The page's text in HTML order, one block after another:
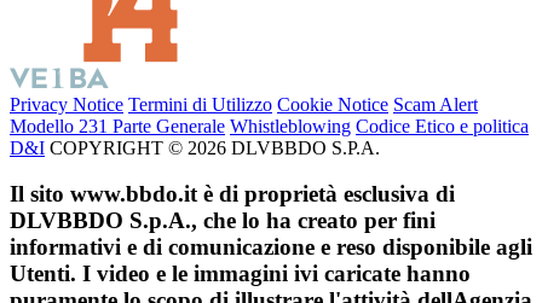
Privacy Notice Termini di Utilizzo Cookie Notice Scam Alert
Modello 231 Parte Generale Whistleblowing Codice Etico e politica
D&I COPYRIGHT © 2026 DLVBBDO S.P.A.
Il sito www.bbdo.it è di proprietà esclusiva di
DLVBBDO S.p.A., che lo ha creato per fini
informativi e di comunicazione e reso disponibile agli
Utenti. I video e le immagini ivi caricate hanno